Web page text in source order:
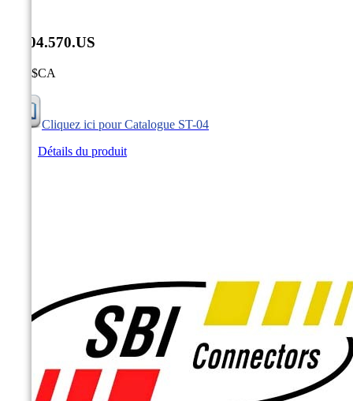
ST.04.570.US
0,00 $CA
Cliquez ici pour Catalogue ST-04
Détails du produit